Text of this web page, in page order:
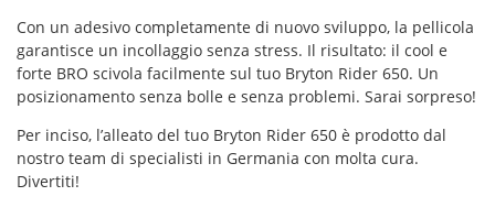
Con un adesivo completamente di nuovo sviluppo, la pellicola
garantisce un incollaggio senza stress. Il risultato: il cool e
forte BRO scivola facilmente sul tuo Bryton Rider 650. Un
posizionamento senza bolle e senza problemi. Sarai sorpreso!
Per inciso, l’alleato del tuo Bryton Rider 650 è prodotto dal
nostro team di specialisti in Germania con molta cura.
Divertiti!